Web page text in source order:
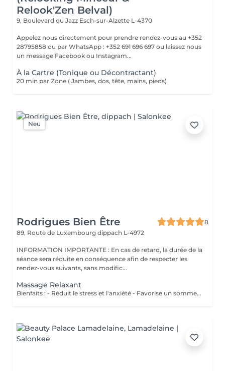
Relook'Zen Belval)
9, Boulevard du Jazz Esch-sur-Alzette L-4370
Appelez nous directement pour prendre rendez-vous au +352
28795858 ou par WhatsApp : +352 691 696 697 ou laissez nous
un message Facebook ou Instagram...
À la Cartre (Tonique ou Décontractant)
20 min par Zone ( Jambes, dos, tête, mains, pieds)
Neu
Rodrigues Bien Être
8
89, Route de Luxembourg dippach L-4972
INFORMATION IMPORTANTE : En cas de retard, la durée de la
séance sera réduite en conséquence afin de respecter les
rendez-vous suivants, sans modific...
Massage Relaxant
Bienfaits : - Réduit le stress et l'anxiété - Favorise un sommeil réparateur - Soulage les tensions musculaires - Procure une profonde sensation de bien-être